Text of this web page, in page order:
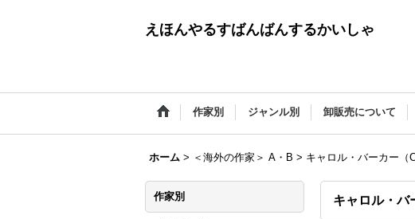
えほんやるすばんばんするかいしゃ
作家別 ジャンル別 卸販売について
ホーム > ＜海外の作家＞ A・B > キャロル・バーカー（
作家別 キャロル・バ